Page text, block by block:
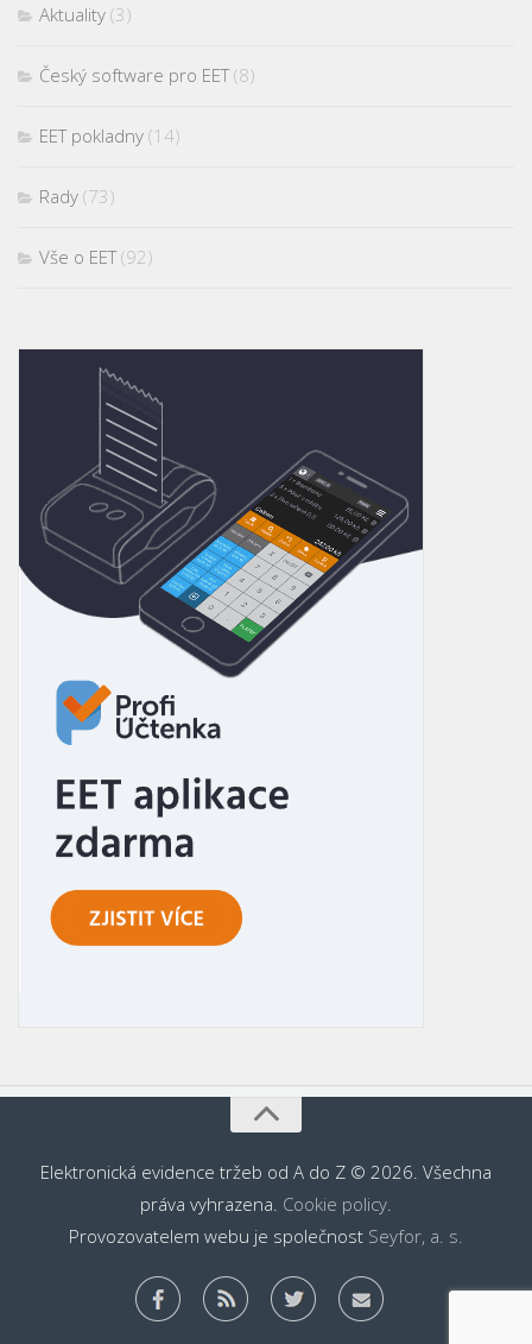
Aktuality (3)
Český software pro EET(8)
EET pokladny (14)
Rady (73)
Vše o EET(92)
Elektronická evidence tržeb od A do Z © 2026. Všechna
práva vyhrazena. Cookie policy
Provozovatelem webu je společnost Seyfor, a. s.